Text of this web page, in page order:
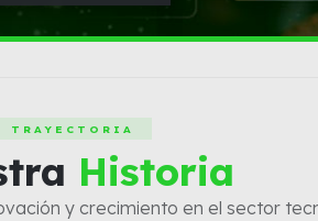
TRAYECTORIA
Historia
y crecimiento en el sector